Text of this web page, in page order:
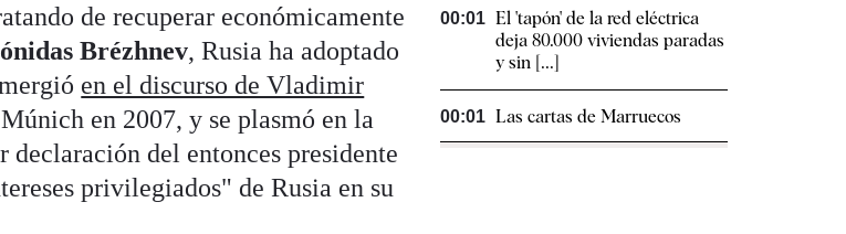
de recuperar económicamente
Brézhnev, Rusia ha adoptado
en el discurso de Vladimir
en 2007, y se plasmó en la
del entonces presidente
privilegiados" de Rusia en su
00:01 El 'tapón' de la red eléctrica
deja 80.000 viviendas paradas
y sin [...]
00:01 Las cartas de Marruecos